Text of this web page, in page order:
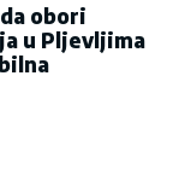
obori
u Pljevljima